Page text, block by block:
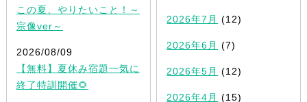
この夏、やりたいこと！～
宗像ver～
2026/08/09
【無料】夏休み宿題一気に
終了特訓開催🌻
2026年7月 (12)
2026年6月 (7)
2026年5月 (12)
2026年4月 (15)